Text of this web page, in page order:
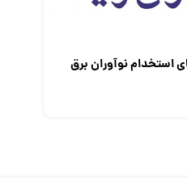
استخدام نوآوران برق